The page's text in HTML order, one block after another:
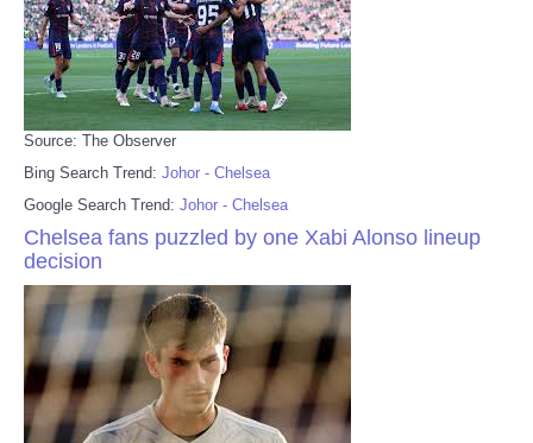
Source: The Observer
Bing Search Trend: Johor - Chelsea
Google Search Trend: Johor - Chelsea
Chelsea fans puzzled by one Xabi Alonso lineup
decision